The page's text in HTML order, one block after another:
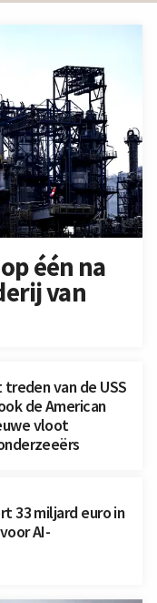
één na
van
van de USS
de American
vloot
33 miljard euro in
AI-